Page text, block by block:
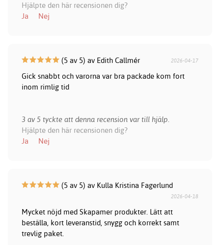
Hjälpte den här recensionen dig?
Ja
Nej
(5 av 5) av Edith Callmér 2026-04-17
Gick snabbt och varorna var bra packade kom fort
inom rimlig tid
3 av 5 tyckte att denna recension var till hjälp.
Hjälpte den här recensionen dig?
Ja
Nej
(5 av 5) av Kulla Kristina Fagerlund
2026-04-18
Mycket nöjd med Skapamer produkter. Lätt att
beställa, kort leveranstid, snygg och korrekt samt
trevlig paket.